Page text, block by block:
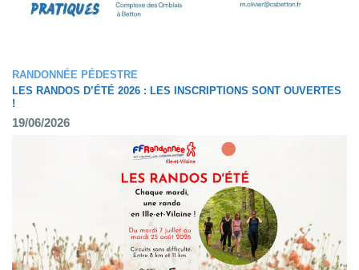
RANDONNÉE PÉDESTRE
LES RANDOS D’ÉTÉ 2026 : LES INSCRIPTIONS SONT OUVERTES
!
19/06/2026